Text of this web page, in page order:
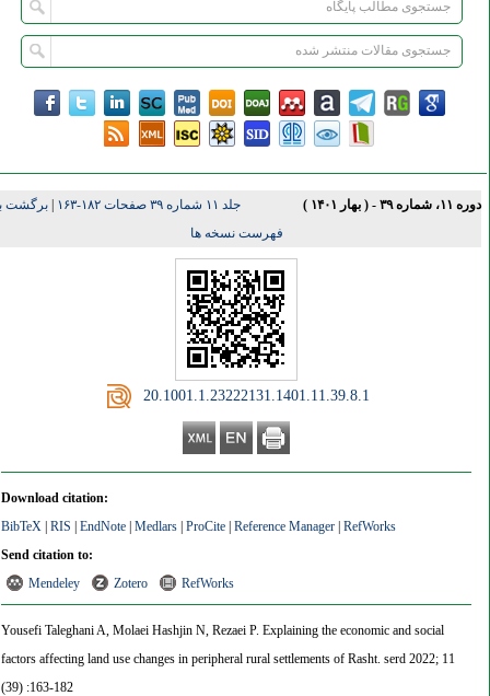
شماره ۳۹ - ( بهار ۱۴۰۱ ) جلد ۱۱ شماره ۳۹ صفحات ۱۸۲-۱۶۳ |برگشت به
فهرست نسخه ها
‎ 20.1001.1.23222131.1401.11.39.8.1
Download citation:
BibTeX|RIS|EndNote|Medlars|ProCite|Reference Manager|RefWorks
Send citation to:
Mendeley
Zotero RefWorks
Yousefi Taleghani A, Molaei Hashjin N, Rezaei P. Explaining the economic and social
factors affecting land use changes in peripheral rural settlements of Rasht. serd 2022; 11
(39) :163-182